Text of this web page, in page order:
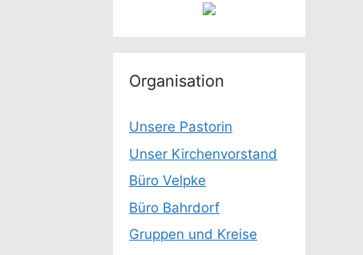
Organisation
Unsere Pastorin
Unser Kirchenvorstand
Büro Velpke
Büro Bahrdorf
Gruppen und Kreise